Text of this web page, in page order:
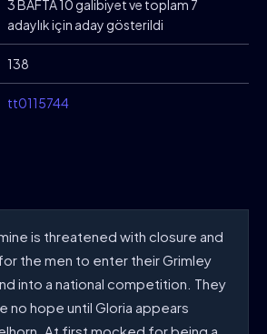
3 BAFTA 10 galibiyet ve toplam 7
adaylık için aday gösterildi
138
tt0115744
is threatened with closure and
the men to enter their Grimley
into a national competition. They
no hope until Gloria appears